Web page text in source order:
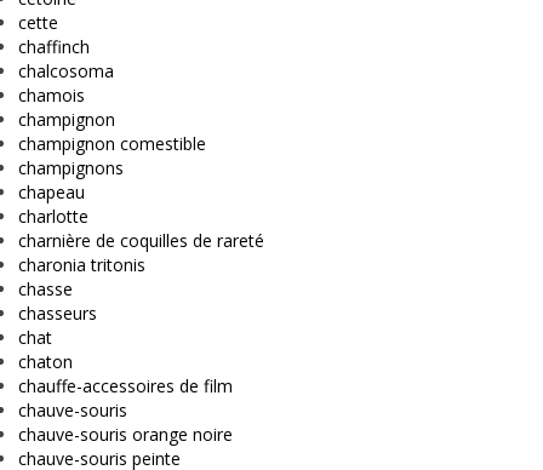
cette
chaffinch
chalcosoma
chamois
champignon
champignon comestible
champignons
chapeau
charlotte
charnière de coquilles de rareté
charonia tritonis
chasse
chasseurs
chat
chaton
chauffe-accessoires de film
chauve-souris
chauve-souris orange noire
chauve-souris peinte